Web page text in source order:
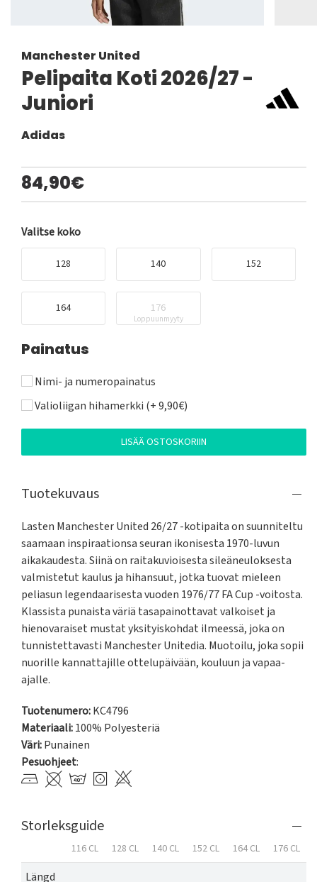
Manchester United
Pelipaita Koti 2026/27 -
Juniori
Adidas
84,90€
Valitse koko
128 140 152
164 176
Loppuunmyyty
Painatus
Nimi- ja numeropainatus
Valioliigan hihamerkki (+ 9,90€)
LISÄÄ OSTOSKORIIN
Tuotekuvaus
Lasten Manchester United 26/27 -kotipaita on suunniteltu
saamaan inspiraationsa seuran ikonisesta 1970-luvun
aikakaudesta. Siinä on raitakuvioisesta sileäneuloksesta
valmistetut kaulus ja hihansuut, jotka tuovat mieleen
peliasun legendaarisesta vuoden 1976/77 FA Cup -voitosta.
Klassista punaista väriä tasapainottavat valkoiset ja
hienovaraiset mustat yksityiskohdat ilmeessä, joka on
tunnistettavasti Manchester Unitedia. Muotoilu, joka sopii
nuorille kannattajille ottelupäivään, kouluun ja vapaa-
ajalle.
Tuotenumero:KC4796
Materiaali:100% Polyesteriä
Väri:Punainen
Pesuohjeet:
Storleksguide
116 CL 128 CL 140 CL 152 CL 164 CL 176 CL
Längd